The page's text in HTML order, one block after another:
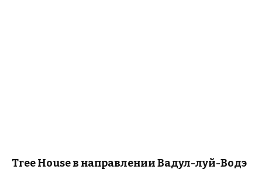
Tree House в направлении Вадул-луй-Водэ